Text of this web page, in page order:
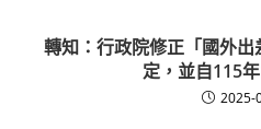
轉知：行政院修正「國外
定，並自115
2025-